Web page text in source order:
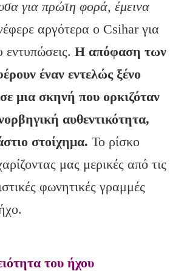
για πρώτη φορά, έμεινα
αργότερα ο Csihar για
εντυπώσεις. Η απόφαση των
έναν εντελώς ξένο
μια σκηνή που ορκιζόταν
αυθεντικότητα,
στοίχημα. Το ρίσκο
μας μερικές από τις
φωνητικές γραμμές
του ήχου